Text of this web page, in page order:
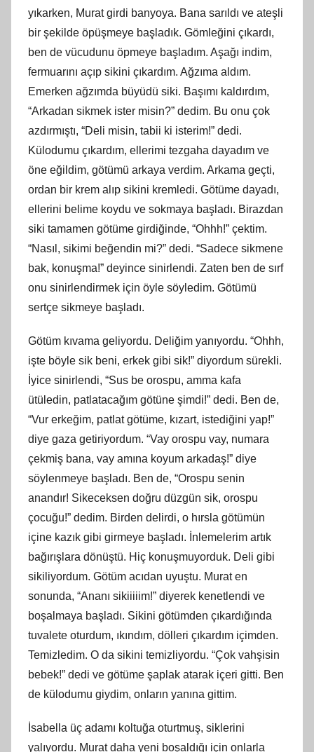
yıkarken, Murat girdi banyoya. Bana sarıldı ve ateşli
bir şekilde öpüşmeye başladık. Gömleğini çıkardı,
ben de vücudunu öpmeye başladım. Aşağı indim,
fermuarını açıp sikini çıkardım. Ağzıma aldım.
Emerken ağzımda büyüdü siki. Başımı kaldırdım,
“Arkadan sikmek ister misin?” dedim. Bu onu çok
azdırmıştı, “Deli misin, tabii ki isterim!” dedi.
Külodumu çıkardım, ellerimi tezgaha dayadım ve
öne eğildim, götümü arkaya verdim. Arkama geçti,
ordan bir krem alıp sikini kremledi. Götüme dayadı,
ellerini belime koydu ve sokmaya başladı. Birazdan
siki tamamen götüme girdiğinde, “Ohhh!” çektim.
“Nasıl, sikimi beğendin mi?” dedi. “Sadece sikmene
bak, konuşma!” deyince sinirlendi. Zaten ben de sırf
onu sinirlendirmek için öyle söyledim. Götümü
sertçe sikmeye başladı.
Götüm kıvama geliyordu. Deliğim yanıyordu. “Ohhh,
işte böyle sik beni, erkek gibi sik!” diyordum sürekli.
İyice sinirlendi, “Sus be orospu, amma kafa
ütüledin, patlatacağım götüne şimdi!” dedi. Ben de,
“Vur erkeğim, patlat götüme, kızart, istediğini yap!”
diye gaza getiriyordum. “Vay orospu vay, numara
çekmiş bana, vay amına koyum arkadaş!” diye
söylenmeye başladı. Ben de, “Orospu senin
anandır! Sikeceksen doğru düzgün sik, orospu
çocuğu!” dedim. Birden delirdi, o hırsla götümün
içine kazık gibi girmeye başladı. İnlemelerim artık
bağırışlara dönüştü. Hiç konuşmuyorduk. Deli gibi
sikiliyordum. Götüm acıdan uyuştu. Murat en
sonunda, “Ananı sikiiiiim!” diyerek kenetlendi ve
boşalmaya başladı. Sikini götümden çıkardığında
tuvalete oturdum, ıkındım, dölleri çıkardım içimden.
Temizledim. O da sikini temizliyordu. “Çok vahşisin
bebek!” dedi ve götüme şaplak atarak içeri gitti. Ben
de külodumu giydim, onların yanına gittim.
İsabella üç adamı koltuğa oturtmuş, siklerini
yalıyordu. Murat daha yeni boşaldığı için onlarla